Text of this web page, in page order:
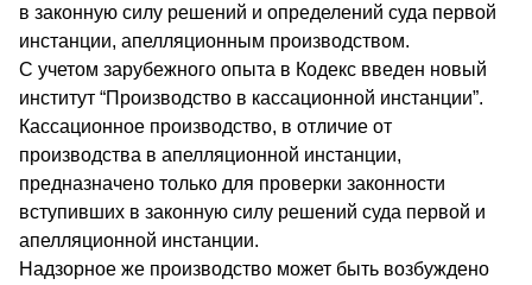
в законную силу решений и определений суда первой
инстанции, апелляционным производством.
С учетом зарубежного опыта в Кодекс введен новый
институт “Производство в кассационной инстанции”.
Кассационное производство, в отличие от
производства в апелляционной инстанции,
предназначено только для проверки законности
вступивших в законную силу решений суда первой и
апелляционной инстанции.
Надзорное же производство может быть возбуждено